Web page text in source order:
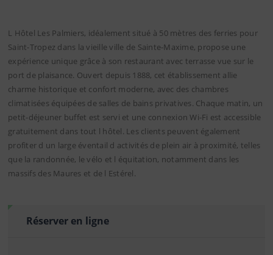
L Hôtel Les Palmiers, idéalement situé à 50 mètres des ferries pour
Saint-Tropez dans la vieille ville de Sainte-Maxime, propose une
expérience unique grâce à son restaurant avec terrasse vue sur le
port de plaisance. Ouvert depuis 1888, cet établissement allie
charme historique et confort moderne, avec des chambres
climatisées équipées de salles de bains privatives. Chaque matin, un
petit-déjeuner buffet est servi et une connexion Wi-Fi est accessible
gratuitement dans tout l hôtel. Les clients peuvent également
profiter d un large éventail d activités de plein air à proximité, telles
que la randonnée, le vélo et l équitation, notamment dans les
massifs des Maures et de l Estérel.
Réserver en ligne